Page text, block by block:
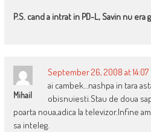
P.S. cand a intrat in PD-L, Savin nu
Mihail
September 26, 2008 at 14:07
ai cambek…nashpa in tara
obisnuiesti.Stau de doua
poarta noua,adica la televizor.Infine
sa inteleg.